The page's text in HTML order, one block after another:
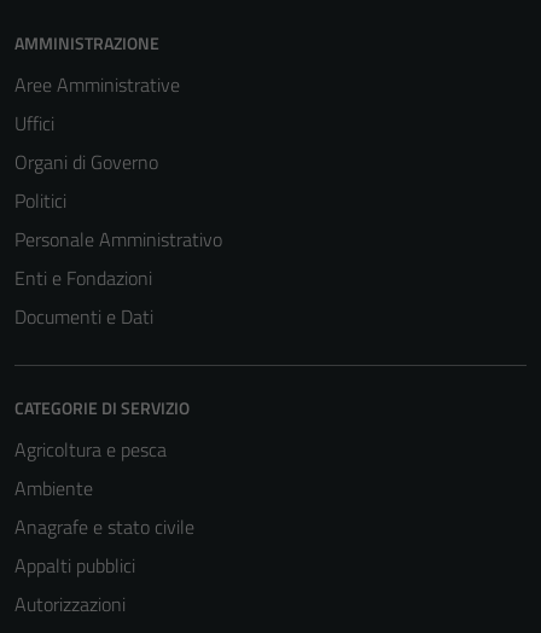
AMMINISTRAZIONE
Aree Amministrative
Uffici
Organi di Governo
Politici
Personale Amministrativo
Enti e Fondazioni
Documenti e Dati
CATEGORIE DI SERVIZIO
Agricoltura e pesca
Ambiente
Anagrafe e stato civile
Appalti pubblici
Autorizzazioni